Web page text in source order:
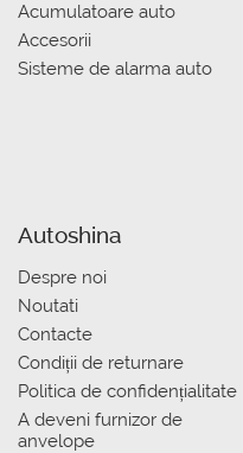
Acumulatoare auto
Accesorii
Sisteme de alarma auto
Autoshina
Despre noi
Noutati
Contacte
Condiții de returnare
Politica de confidențialitate
A deveni furnizor de
anvelope